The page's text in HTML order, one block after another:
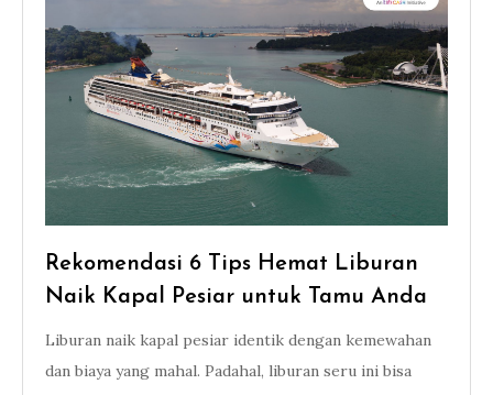
Rekomendasi 6 Tips Hemat Liburan
Naik Kapal Pesiar untuk Tamu Anda
Liburan naik kapal pesiar identik dengan kemewahan
dan biaya yang mahal. Padahal, liburan seru ini bisa